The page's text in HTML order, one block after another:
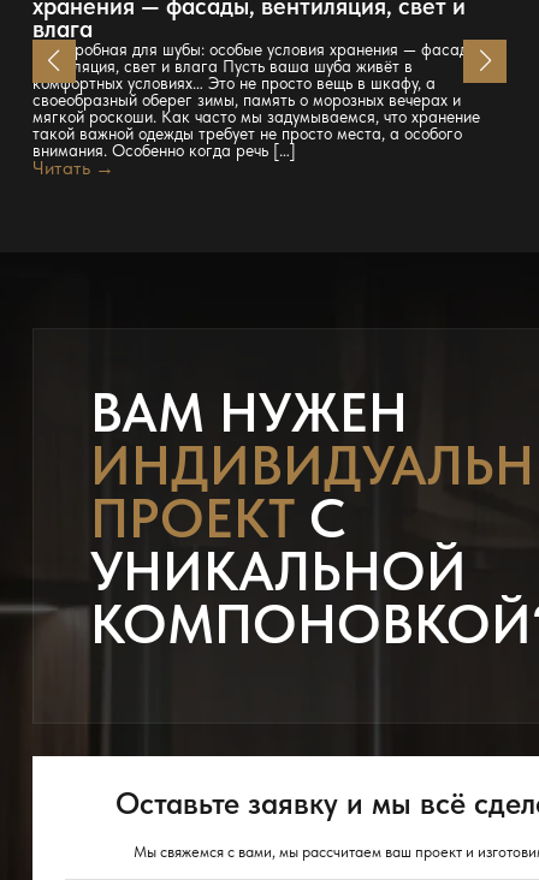
влага
Гардеробная для шубы: особые условия хранения — фасады,
вентиляция, свет и влага Пусть ваша шуба живёт в
комфортных условиях… Это не просто вещь в шкафу, а
своеобразный оберег зимы, память о морозных вечерах и
мягкой роскоши. Как часто мы задумываемся, что хранение
такой важной одежды требует не просто места, а особого
внимания. Особенно когда речь […]
Читать →
ВАМ НУЖЕН
ПРОЕКТС
УНИКАЛЬНОЙ
Оставьте заявку и мы всё
Мы свяжемся с вами, мы рассчитаем ваш проект и